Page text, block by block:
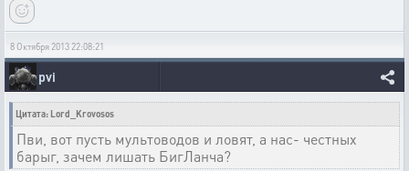
8 Октября 2013 22:08:21
pvi
Цитата: Lord_Krovosos
Пви, вот пусть мультоводов и ловят, а нас- честных
барыг, зачем лишать БигЛанча?